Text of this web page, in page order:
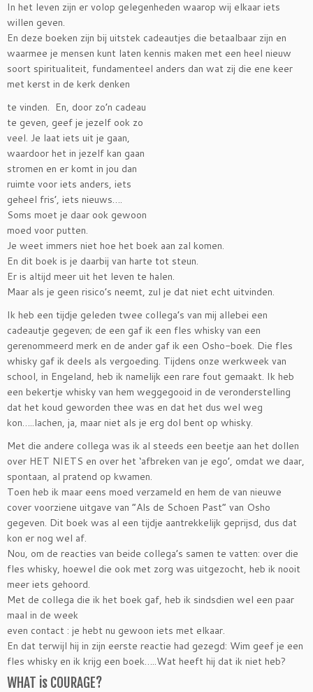
In het leven zijn er volop gelegenheden waarop wij elkaar iets
willen geven.
En deze boeken zijn bij uitstek cadeautjes die betaalbaar zijn en
waarmee je mensen kunt laten kennis maken met een heel nieuw
soort spiritualiteit, fundamenteel anders dan wat zij die ene keer
met kerst in de kerk denken
te vinden. En, door zo’n cadeau
te geven, geef je jezelf ook zo
veel. Je laat iets uit je gaan,
waardoor het in jezelf kan gaan
stromen en er komt in jou dan
ruimte voor iets anders, iets
geheel fris’, iets nieuws….
Soms moet je daar ook gewoon
moed voor putten.
Je weet immers niet hoe het boek aan zal komen.
En dit boek is je daarbij van harte tot steun.
Er is altijd meer uit het leven te halen.
Maar als je geen risico’s neemt, zul je dat niet echt uitvinden.
Ik heb een tijdje geleden twee collega’s van mij allebei een
cadeautje gegeven; de een gaf ik een fles whisky van een
gerenommeerd merk en de ander gaf ik een Osho-boek. Die fles
whisky gaf ik deels als vergoeding. Tijdens onze werkweek van
school, in Engeland, heb ik namelijk een rare fout gemaakt. Ik heb
een bekertje whisky van hem weggegooid in de veronderstelling
dat het koud geworden thee was en dat het dus wel weg
kon…..lachen, ja, maar niet als je erg dol bent op whisky.
Met die andere collega was ik al steeds een beetje aan het dollen
over HET NIETS en over het ‘afbreken van je ego’, omdat we daar,
spontaan, al pratend op kwamen.
Toen heb ik maar eens moed verzameld en hem de van nieuwe
cover voorziene uitgave van “Als de Schoen Past” van Osho
gegeven. Dit boek was al een tijdje aantrekkelijk geprijsd, dus dat
kon er nog wel af.
Nou, om de reacties van beide collega’s samen te vatten: over die
fles whisky, hoewel die ook met zorg was uitgezocht, heb ik nooit
meer iets gehoord.
Met de collega die ik het boek gaf, heb ik sindsdien wel een paar
maal in de week
even contact : je hebt nu gewoon iets met elkaar.
En dat terwijl hij in zijn eerste reactie had gezegd: Wim geef je een
fles whisky en ik krijg een boek…..Wat heeft hij dat ik niet heb?
WHAT is COURAGE?